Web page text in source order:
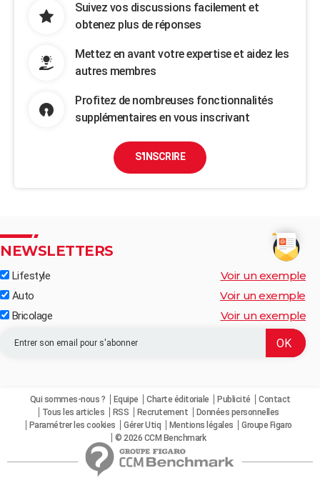
Suivez vos discussions facilement et
obtenez plus de réponses
Mettez en avant votre expertise et aidez les
autres membres
Profitez de nombreuses fonctionnalités
supplémentaires en vous inscrivant
S'INSCRIRE
NEWSLETTERS
Lifestyle Voir un exemple
Auto Voir un exemple
Bricolage Voir un exemple
Qui sommes-nous ? Equipe Charte éditoriale Publicité
Contact
Tous les articles
RSS Recrutement
Données personnelles
Paramétrer les cookies
Gérer Utiq Mentions légales
Groupe Figaro
© 2026 CCM Benchmark